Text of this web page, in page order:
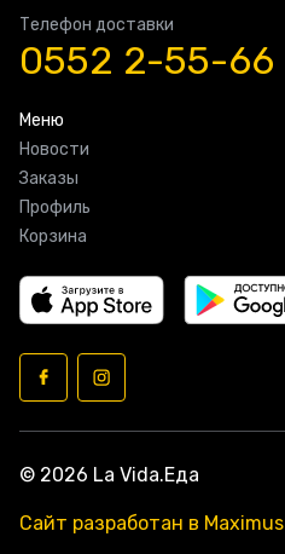
Телефон доставки
0552 2-55-66
Меню
Новости
Заказы
Профиль
Корзина
© 2026 La Vida.Еда
Сайт разработан в Maximus